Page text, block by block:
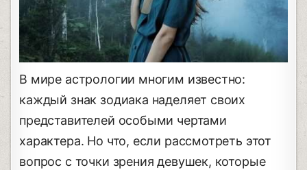
В мире астрологии многим известно:
каждый знак зодиака наделяет своих
представителей особыми чертами
характера. Но что, если рассмотреть этот
вопрос с точки зрения девушек, которые